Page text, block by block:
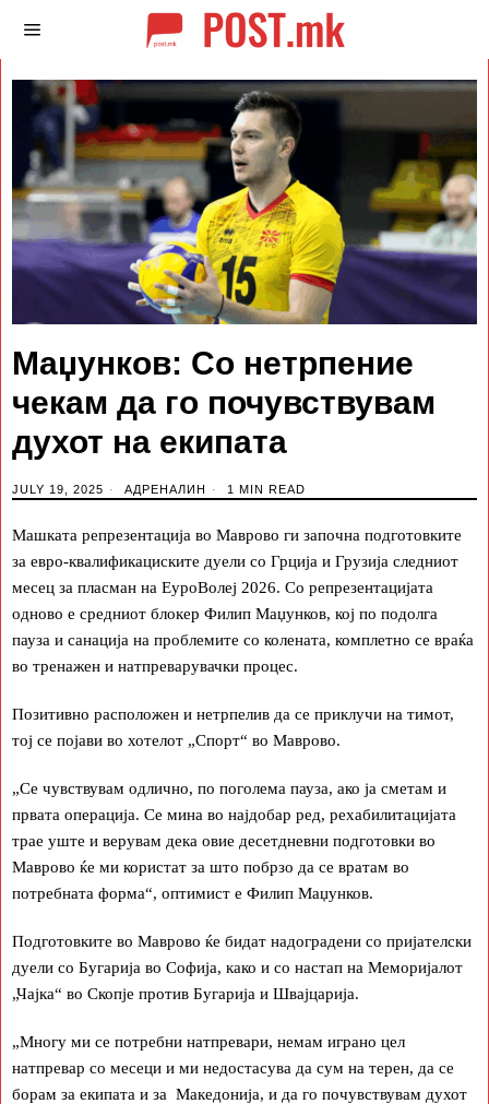
Маџунков: Со нетрпение
чекам да го почувствувам
духот на екипата
JULY 19, 2025 АДРЕНАЛИН 1 MIN READ
Машката репрезентација во Маврово ги започна подготовките
за евро-квалификациските дуели со Грција и Грузија следниот
месец за пласман на ЕуроВолеј 2026. Со репрезентацијата
одново е средниот блокер Филип Маџунков, кој по подолга
пауза и санација на проблемите со колената, комплетно се враќа
во тренажен и натпреварувачки процес.
Позитивно расположен и нетрпелив да се приклучи на тимот,
тој се појави во хотелот „Спорт“ во Маврово.
„Се чувствувам одлично, по поголема пауза, ако ја сметам и
првата операција. Се мина во најдобар ред, рехабилитацијата
трае уште и верувам дека овие десетдневни подготовки во
Маврово ќе ми користат за што побрзо да се вратам во
потребната форма“, оптимист е Филип Маџунков.
Подготовките во Маврово ќе бидат надоградени со пријателски
дуели со Бугарија во Софија, како и со настап на Меморијалот
„Чајка“ во Скопје против Бугарија и Швајцарија.
„Многу ми се потребни натпревари, немам играно цел
натпревар со месеци и ми недостасува да сум на терен, да се
борам за екипата и за Македонија, и да го почувствувам духот